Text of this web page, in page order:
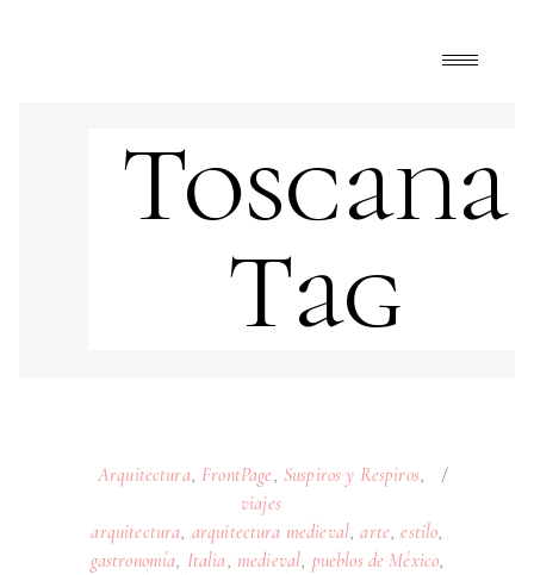
Toscana
Tag
Arquitectura FrontPage Suspiros y Respiros,
viajes
arquitectura arquitectura medieval ,arte ,estilo
gastronomía Italia medieval pueblos de México